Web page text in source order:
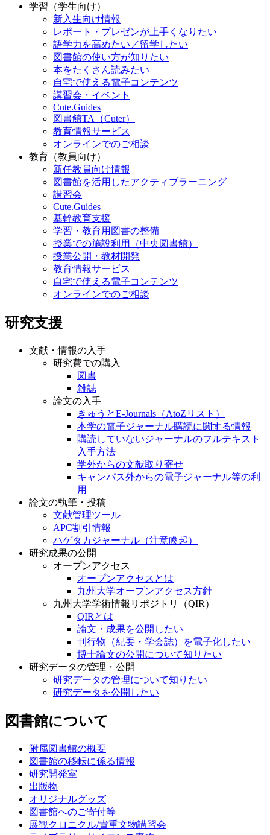
学習（学生向け）
新入生向け情報
レポート・プレゼンが上手くなりたい
語学力を高めたい／留学したい
図書館の使い方が知りたい
本をたくさん読みたい
自宅で使える電子コンテンツ
講習会・イベント
Cute.Guides
図書館TA（Cuter）
教育情報サービス
オンラインでのご相談
教育（教員向け）
新任教員向け情報
図書館を活用したアクティブラーニング
講習会
Cute.Guides
基幹教育支援
学習・教育用図書の整備
授業での施設利用（中央図書館）
授業公開・教材開発
教育情報サービス
自宅で使える電子コンテンツ
オンラインでのご相談
研究支援
文献・情報の入手
研究費での購入
図書
雑誌
論文の入手
きゅうとE-Journals（AtoZリスト）
本学の電子ジャーナル購読に関する情報
購読していないジャーナルのフルテキスト
入手方法
学外からの文献取り寄せ
キャンパス外からの電子ジャーナル等の利
用
論文の執筆・投稿
文献管理ツール
APC割引情報
ハゲタカジャーナル（注意喚起）
研究成果の公開
オープンアクセス
オープンアクセスとは
九州大学オープンアクセス方針
九州大学学術情報リポジトリ（QIR）
QIRとは
論文・成果を公開したい
刊行物（紀要・学会誌）を電子化したい
博士論文の公開について知りたい
研究データの管理・公開
研究データの管理について知りたい
研究データを公開したい
図書館について
附属図書館の概要
図書館の移転に係る情報
研究開発室
出版物
オリジナルグッズ
図書館へのご寄付等
展観クロニクル/貴重文物講習会